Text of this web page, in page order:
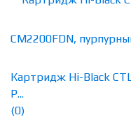
Картридж Hi-Black
P...
(0)